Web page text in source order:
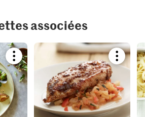
associées
Bookmark
recipe
or
add
it
to
your
collections.
recipe
add
it
to
your